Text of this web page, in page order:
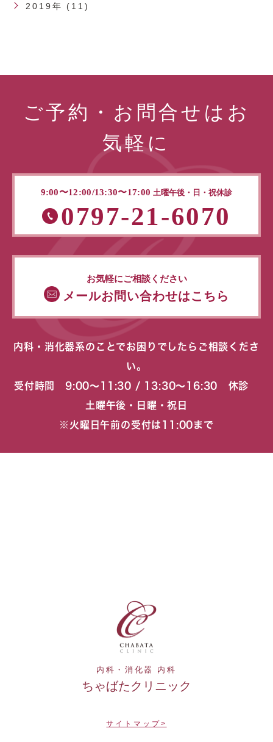
2019年 (11)
ご予約・お問合せはお
気軽に
9:00〜12:00/13:30〜17:00 土曜午後・日・祝休診
0797-21-6070
お気軽にご相談ください
メールお問い合わせはこちら
内科・消化器系のことでお困りでしたらご相談くださ
い。
受付時間 9:00〜11:30 / 13:30〜16:30 休診
土曜午後・日曜・祝日
※火曜日午前の受付は11:00まで
内科・消化器 内科
ちゃばたクリニック
サイトマップ>